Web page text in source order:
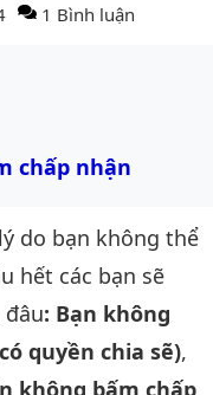
1 Bình luận
chấp nhận
do bạn không thể
hết các bạn sẽ
: Bạn không
quyền chia sẽ),
không bấm chấp